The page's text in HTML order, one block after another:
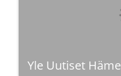
Yle Uutiset Häme